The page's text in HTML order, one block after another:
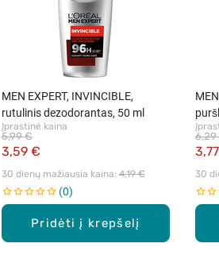
Pridėti į krepšelį
MEN EXPERT, INVINCIBLE,
rutulinis dezodorantas, 50 ml
Įprastinė kaina
3,59 €
5,99 €
30 dienų mažiausia kaina: 4,19 €
0
30